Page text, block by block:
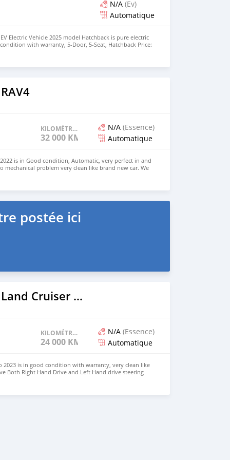
N/A (Ev)
Automatique
Electric Vehicle 2025 model Hatchback is pure electric
with warranty, 5-Door, 5-Seat, Hatchback Price:
colors available WHATSAPP NUMBER: +447424958730
KILOMÉTRAGE
32 000 KM
N/A (Essence)
Automatique
is in Good condition, Automatic, very perfect in and
mechanical problem very clean like brand new car. We
Right Hand drive steering $8,000 USD CONTACT
postée ici
2023 Toyota Land Cruiser Prado
KILOMÉTRAGE
24 000 KM
N/A (Essence)
Automatique
2023 is in good condition with warranty, very clean like
Both Right Hand Drive and Left Hand drive steering
NUMBER: +447424958730 CONTACT EMAIL: